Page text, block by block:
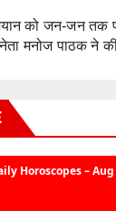
को जन-जन तक
नेता मनोज पाठक ने